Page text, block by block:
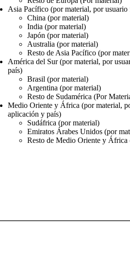
Asia Pacífico (por material, por
China (por material)
India (por material)
Japón (por material)
Australia (por material)
Resto de Asia Pacífico (por
América del Sur (por material, por
país)
Brasil (por material)
Argentina (por material)
Resto de Sudamérica (Por
Medio Oriente y África (por material,
aplicación y país)
Sudáfrica (por material)
Emiratos Árabes Unidos (por
Resto de Medio Oriente y África